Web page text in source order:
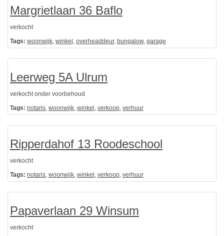
Margrietlaan 36 Baflo
verkocht
Tags: woonwijk, winkel , overheaddeur, bungalow, garage
Leerweg 5A Ulrum
verkocht onder voorbehoud
Tags: notaris, woonwijk, winkel , verkoop, verhuur
Ripperdahof 13 Roodeschool
verkocht
Tags: notaris, woonwijk, winkel , verkoop, verhuur
Papaverlaan 29 Winsum
verkocht